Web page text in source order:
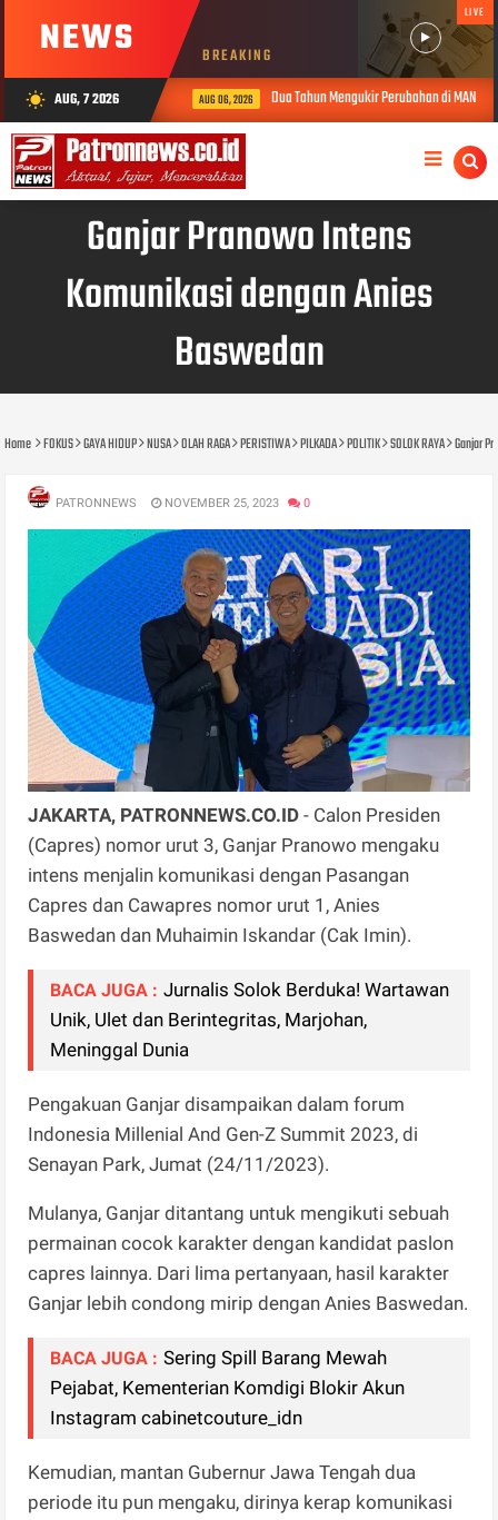
NEWS BREAKING
LIVE
wb_sunny AUG, 7 2026 AUG 06, 2026 Dua Tahun Mengukir Perubahan di MAN 2
Ganjar Pranowo Intens
Komunikasi dengan Anies
Baswedan
Home FOKUS GAYA HIDUP NUSA OLAH RAGA PERISTIWA PILKADA POLITIK SOLOK RAYA Ganjar
PATRONNEWS NOVEMBER 25, 2023 0
JAKARTA, PATRONNEWS.CO.ID - Calon Presiden
(Capres) nomor urut 3, Ganjar Pranowo mengaku
intens menjalin komunikasi dengan Pasangan
Capres dan Cawapres nomor urut 1, Anies
Baswedan dan Muhaimin Iskandar (Cak Imin).
BACA JUGA : Jurnalis Solok Berduka! Wartawan
Unik, Ulet dan Berintegritas, Marjohan,
Meninggal Dunia
Pengakuan Ganjar disampaikan dalam forum
Indonesia Millenial And Gen-Z Summit 2023, di
Senayan Park, Jumat (24/11/2023).
Mulanya, Ganjar ditantang untuk mengikuti sebuah
permainan cocok karakter dengan kandidat paslon
capres lainnya. Dari lima pertanyaan, hasil karakter
Ganjar lebih condong mirip dengan Anies Baswedan.
BACA JUGA : Sering Spill Barang Mewah
Pejabat, Kementerian Komdigi Blokir Akun
Instagram cabinetcouture_idn
Kemudian, mantan Gubernur Jawa Tengah dua
periode itu pun mengaku, dirinya kerap komunikasi